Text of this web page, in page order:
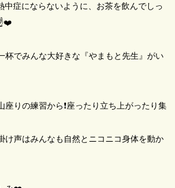
症にならないように、お茶を飲んでしっ
杯でみんな大好きな『やまもと先生』がい
座りの練習から❗座ったり立ち上がったり集
け声はみんなも自然とニコニコ身体を動か